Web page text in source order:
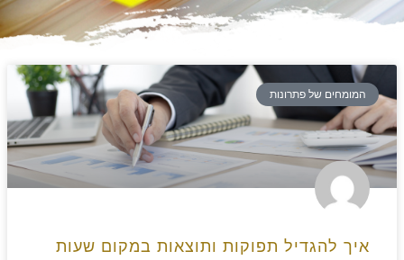
המומחים של פתרונות
איך להגדיל תפוקות ותוצאות במקום שעות